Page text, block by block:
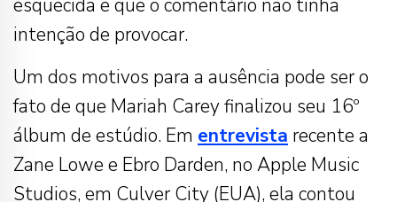
intenção de provocar.
Um dos motivos para a ausência pode ser o
fato de que Mariah Carey finalizou seu 16º
álbum de estúdio. Em entrevista recente a
Zane Lowe e Ebro Darden, no Apple Music
Studios, em Culver City (EUA), ela contou